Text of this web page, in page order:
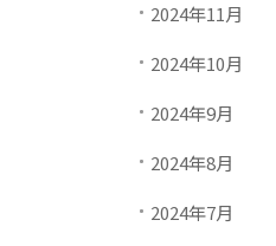
2024年11月
2024年10月
2024年9月
2024年8月
2024年7月